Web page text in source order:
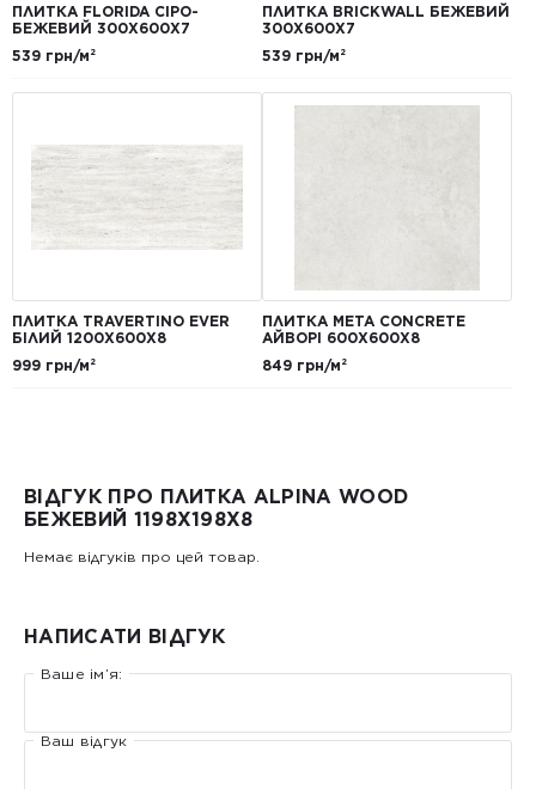
ПЛИТКА FLORIDA СІРО-
БЕЖЕВИЙ 300Х600Х7
539 грн/м²
ПЛИТКА BRICKWALL БЕЖЕВИЙ
300Х600Х7
539 грн/м²
ПЛИТКА TRAVERTINO EVER
БІЛИЙ 1200Х600Х8
999 грн/м²
ПЛИТКА META CONCRETE
АЙВОРІ 600Х600Х8
849 грн/м²
ВІДГУК ПРО ПЛИТКА ALPINA WOOD
БЕЖЕВИЙ 1198Х198X8
Немає відгуків про цей товар.
НАПИСАТИ ВІДГУК
Ваше ім’я:
Ваш відгук